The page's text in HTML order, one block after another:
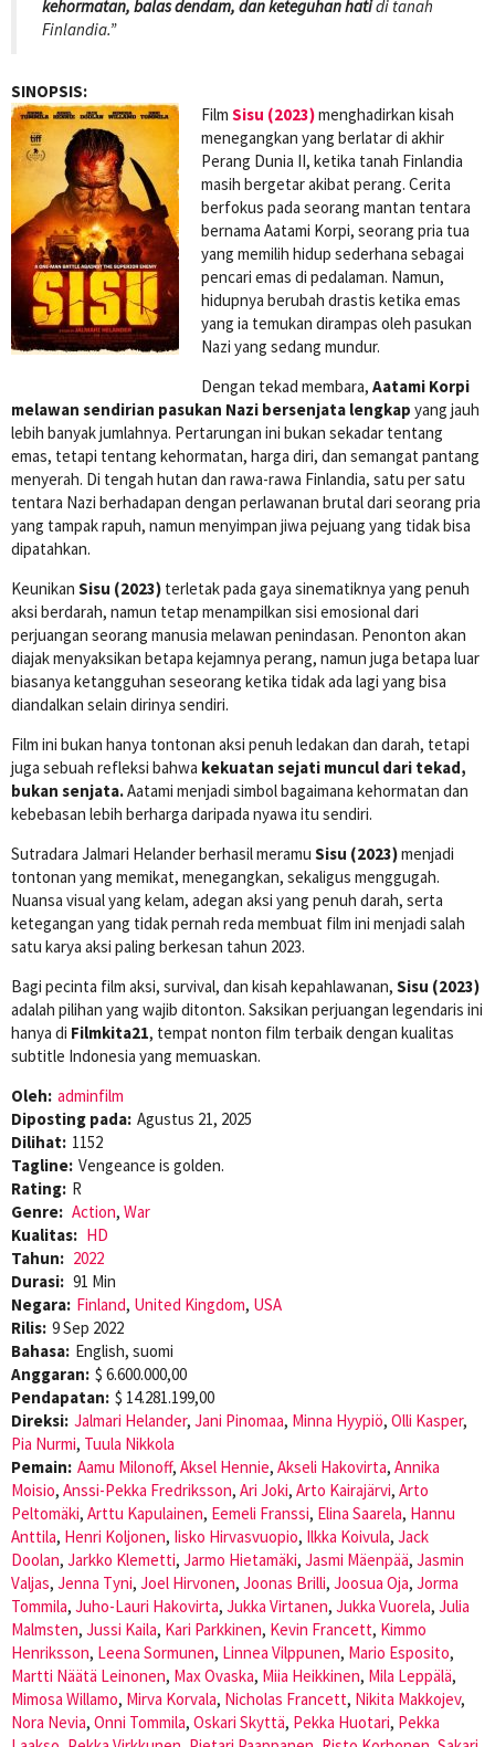
kehormatan, balas dendam, dan keteguhan hatidi tanah
Finlandia.”
SINOPSIS:
Film Sisu (2023)menghadirkan kisah
menegangkan yang berlatar di akhir
Perang Dunia II, ketika tanah Finlandia
masih bergetar akibat perang. Cerita
berfokus pada seorang mantan tentara
bernama Aatami Korpi, seorang pria tua
yang memilih hidup sederhana sebagai
pencari emas di pedalaman. Namun,
hidupnya berubah drastis ketika emas
yang ia temukan dirampas oleh pasukan
Nazi yang sedang mundur.
Dengan tekad membara, Aatami Korpi
melawan sendirian pasukan Nazi bersenjata lengkap yang jauh
lebih banyak jumlahnya. Pertarungan ini bukan sekadar tentang
emas, tetapi tentang kehormatan, harga diri, dan semangat pantang
menyerah. Di tengah hutan dan rawa-rawa Finlandia, satu per satu
tentara Nazi berhadapan dengan perlawanan brutal dari seorang pria
yang tampak rapuh, namun menyimpan jiwa pejuang yang tidak bisa
dipatahkan.
Keunikan Sisu (2023) terletak pada gaya sinematiknya yang penuh
aksi berdarah, namun tetap menampilkan sisi emosional dari
perjuangan seorang manusia melawan penindasan. Penonton akan
diajak menyaksikan betapa kejamnya perang, namun juga betapa luar
biasanya ketangguhan seseorang ketika tidak ada lagi yang bisa
diandalkan selain dirinya sendiri.
Film ini bukan hanya tontonan aksi penuh ledakan dan darah, tetapi
juga sebuah refleksi bahwa kekuatan sejati muncul dari tekad,
bukan senjata.Aatami menjadi simbol bagaimana kehormatan dan
kebebasan lebih berharga daripada nyawa itu sendiri.
Sutradara Jalmari Helander berhasil meramu Sisu (2023)menjadi
tontonan yang memikat, menegangkan, sekaligus menggugah.
Nuansa visual yang kelam, adegan aksi yang penuh darah, serta
ketegangan yang tidak pernah reda membuat film ini menjadi salah
satu karya aksi paling berkesan tahun 2023.
Bagi pecinta film aksi, survival, dan kisah kepahlawanan, Sisu (2023)
adalah pilihan yang wajib ditonton. Saksikan perjuangan legendaris ini
hanya di Filmkita21, tempat nonton film terbaik dengan kualitas
subtitle Indonesia yang memuaskan.
Oleh: adminfilm
Diposting pada: Agustus 21, 2025
Dilihat: 1152
Tagline: Vengeance is golden.
Rating: R
Genre: Action, War
Kualitas: HD
Tahun: 2022
Durasi: 91 Min
Negara: Finland, United Kingdom, USA
Rilis: 9 Sep 2022
Bahasa: English, suomi
Anggaran: $ 6.600.000,00
Pendapatan: $ 14.281.199,00
Direksi: Jalmari Helander, Jani Pinomaa, Minna Hyypiö, Olli Kasper,
Pia Nurmi, Tuula Nikkola
Pemain: Aamu Milonoff, Aksel Hennie, Akseli Hakovirta, Annika
Moisio, Anssi-Pekka Fredriksson, Ari Joki, Arto Kairajärvi, Arto
Peltomäki, Arttu Kapulainen, Eemeli Franssi, Elina Saarela, Hannu
Anttila, Henri Koljonen, Iisko Hirvasvuopio, Ilkka Koivula, Jack
Doolan, Jarkko Klemetti, Jarmo Hietamäki, Jasmi Mäenpää, Jasmin
Valjas, Jenna Tyni, Joel Hirvonen, Joonas Brilli, Joosua Oja, Jorma
Tommila, Juho-Lauri Hakovirta, Jukka Virtanen, Jukka Vuorela, Julia
Malmsten, Jussi Kaila, Kari Parkkinen, Kevin Francett, Kimmo
Henriksson, Leena Sormunen, Linnea Vilppunen, Mario Esposito,
Martti Näätä Leinonen, Max Ovaska, Miia Heikkinen, Mila Leppälä,
Mimosa Willamo, Mirva Korvala, Nicholas Francett, Nikita Makkojev,
Nora Nevia, Onni Tommila, Oskari Skyttä, Pekka Huotari, Pekka